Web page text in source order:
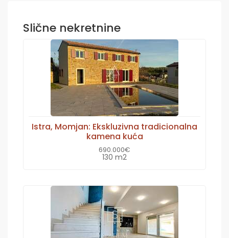
Slične nekretnine
Istra, Momjan: Ekskluzivna tradicionalna
kamena kuća
690.000€
130 m2